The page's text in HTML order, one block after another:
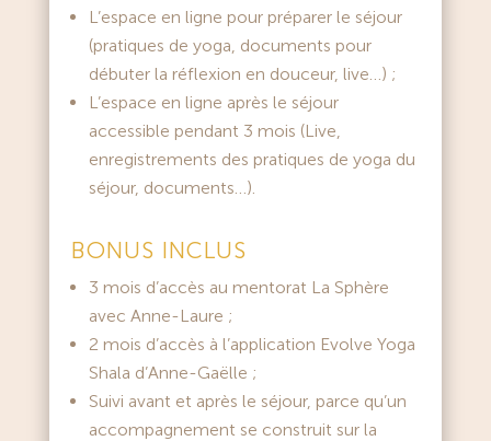
L’espace en ligne pour préparer le séjour
(pratiques de yoga, documents pour
débuter la réflexion en douceur, live…) ;
L’espace en ligne après le séjour
accessible pendant 3 mois (Live,
enregistrements des pratiques de yoga du
séjour, documents…).
BONUS INCLUS
3 mois d’accès au mentorat La Sphère
avec Anne-Laure ;
2 mois d’accès à l’application Evolve Yoga
Shala d’Anne-Gaëlle ;
Suivi avant et après le séjour, parce qu’un
accompagnement se construit sur la